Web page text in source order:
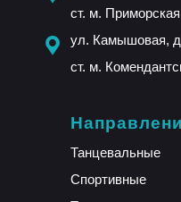
ст. м. Приморская
ул. Камышовая,
ст. м.
Танцевальные
Спортивные